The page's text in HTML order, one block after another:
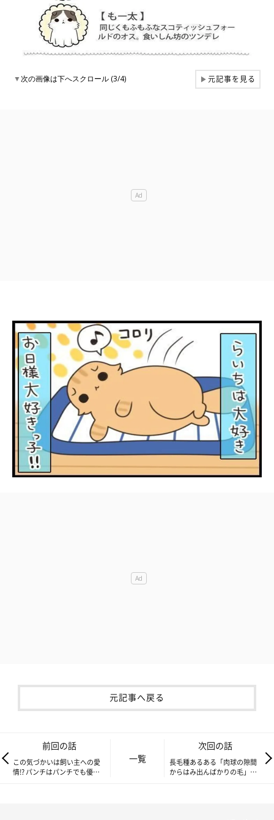
▼次の画像は下へスクロール (3/4) ▶元記事を見る
元記事へ戻る
前回の話
この気づかいは飼い主への愛
情!? パンチはパンチでも優し
一覧
次回の話
長毛種あるある「肉球の隙間
からはみ出んばかりの毛」